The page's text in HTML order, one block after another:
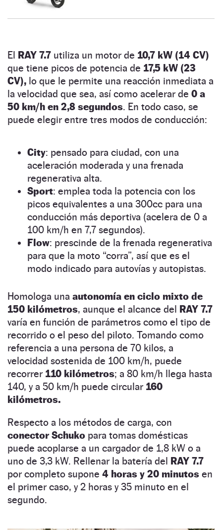
El RAY 7.7 utiliza un motor de 10,7 kW (14 CV)
que tiene picos de potencia de 17,5 kW (23
CV), lo que le permite una reacción inmediata a
la velocidad que sea, así como acelerar de 0 a
50 km/h en 2,8 segundos. En todo caso, se
puede elegir entre tres modos de conducción:
City: pensado para ciudad, con una
aceleración moderada y una frenada
regenerativa alta.
Sport: emplea toda la potencia con los
picos equivalentes a una 300cc para una
conducción más deportiva (acelera de 0 a
100 km/h en 7,7 segundos).
Flow: prescinde de la frenada regenerativa
para que la moto “corra”, así que es el
modo indicado para autovías y autopistas.
Homologa una autonomía en ciclo mixto de
150 kilómetros, aunque el alcance del RAY 7.7
varía en función de parámetros como el tipo de
recorrido o el peso del piloto. Tomando como
referencia a una persona de 70 kilos, a
velocidad sostenida de 100 km/h, puede
recorrer 110 kilómetros; a 80 km/h llega hasta
140, y a 50 km/h puede circular 160
kilómetros.
Respecto a los métodos de carga, con
conector Schuko para tomas domésticas
puede acoplarse a un cargador de 1,8 kW o a
uno de 3,3 kW. Rellenar la batería del RAY 7.7
por completo supone 4 horas y 20 minutos en
el primer caso, y 2 horas y 35 minuto en el
segundo.